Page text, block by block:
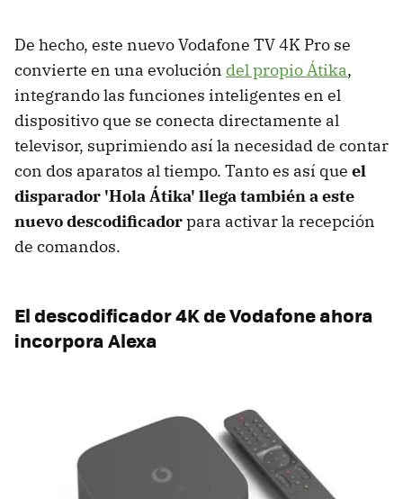
De hecho, este nuevo Vodafone TV 4K Pro se
convierte en una evolución del propio Átika,
integrando las funciones inteligentes en el
dispositivo que se conecta directamente al
televisor, suprimiendo así la necesidad de contar
con dos aparatos al tiempo. Tanto es así que el
disparador 'Hola Átika' llega también a este
nuevo descodificadorpara activar la recepción
de comandos.
El descodificador 4K de Vodafone ahora
incorpora Alexa